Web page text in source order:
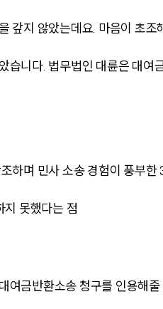
갚지 않았는데요. 마음이 초조
니다. 법무법인 대륜은 대여
하며 민사 소송 경험이 풍부
못했다는 점
여금반환소송 청구를 인용해